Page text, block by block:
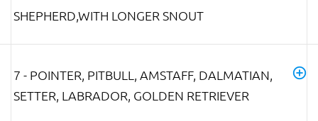
SHEPHERD,WITH LONGER SNOUT
7 - POINTER, PITBULL, AMSTAFF, DALMATIAN,
SETTER, LABRADOR, GOLDEN RETRIEVER